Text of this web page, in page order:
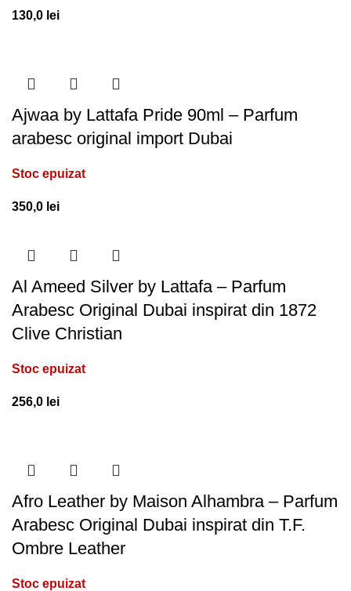
130,0 lei
Ajwaa by Lattafa Pride 90ml – Parfum
arabesc original import Dubai
Stoc epuizat
350,0 lei
Al Ameed Silver by Lattafa – Parfum
Arabesc Original Dubai inspirat din 1872
Clive Christian
Stoc epuizat
256,0 lei
Afro Leather by Maison Alhambra – Parfum
Arabesc Original Dubai inspirat din T.F.
Ombre Leather
Stoc epuizat